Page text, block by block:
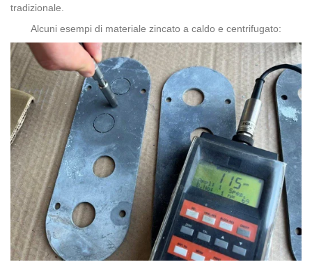
tradizionale.
Alcuni esempi di materiale zincato a caldo e centrifugato: